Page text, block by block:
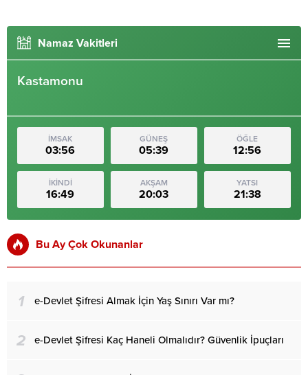
Namaz Vakitleri
Kastamonu
İMSAK
03:56
GÜNEŞ
05:39
ÖĞLE
12:56
İKİNDİ
16:49
AKŞAM
20:03
YATSI
21:38
Bu Ay Çok Okunanlar
1 e-Devlet Şifresi Almak İçin Yaş Sınırı Var mı?
2 e-Devlet Şifresi Kaç Haneli Olmalıdır? Güvenlik İpuçları